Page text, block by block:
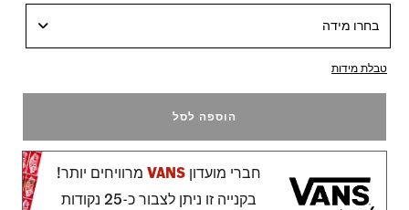
בחרו מידה
טבלת מידות
הוספה לסל
חברי מועדון VANSמרוויחים יותר!
בקנייה זו ניתן לצבור כ-25 נקודות